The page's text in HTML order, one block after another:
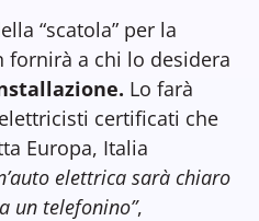
“scatola” per la
fornirà a chi lo desidera
Lo farà
certificati che
Europa, Italia
elettrica sarà chiaro
un telefonino”,